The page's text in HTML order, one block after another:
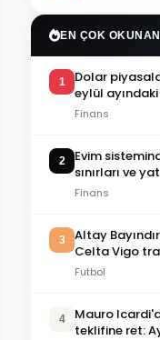
EN ÇOK
1
Dolar
eylül
Finans
2
Evim
sınırları ve
Finans
3
Altay
Celta Vigo
videosuyla
Futbol
4
Mauro
teklifine ret: